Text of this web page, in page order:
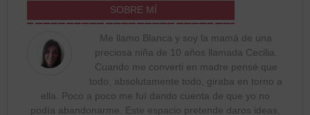
SOBRE MÍ
Me llamo Blanca y soy la mamá de una
preciosa niña de 10 años llamada Cecilia.
Cuando me converti en madre pensé que
todo, absolutamente todo, giraba en torno a
ella. Poco a poco me fuí dando cuenta de que yo no
podía abandonarme. Este espacio pretende daros ideas,